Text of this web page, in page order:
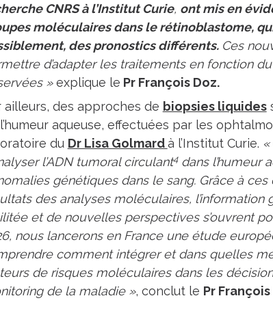
CNRS à l’Institut Curie, ont mis en
moléculaires dans le rétinoblastome,
des pronostics différents. Ces
d’adapter les traitements en fonction
»explique le Pr François Doz.
ailleurs, des approches de biopsies liquides
aqueuse, effectuées par les
du Dr Lisa Golmardà l’Institut Curie.
l’ADN tumoral circulant4dans l’humeur
génétiques dans le sang. Grâce à
des analyses moléculaires,
et de nouvelles perspectives s’ouvrent
nous lancerons en France une étude
comment intégrer et dans quelles
de risques moléculaires dans les
de la maladie », conclut le Pr François